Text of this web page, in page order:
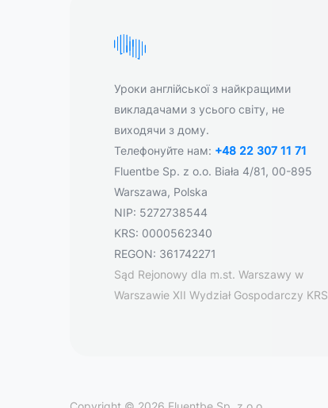
Уроки англійської з найкращими
викладачами з усього світу, не
виходячи з дому.
Телефонуйте нам: +48 22 307 11 71
Fluentbe Sp. z o.o. Biała 4/81, 00-895
Warszawa, Polska
NIP: 5272738544
KRS: 0000562340
REGON: 361742271
Sąd Rejonowy dla m.st. Warszawy w
Warszawie XII Wydział Gospodarczy KRS